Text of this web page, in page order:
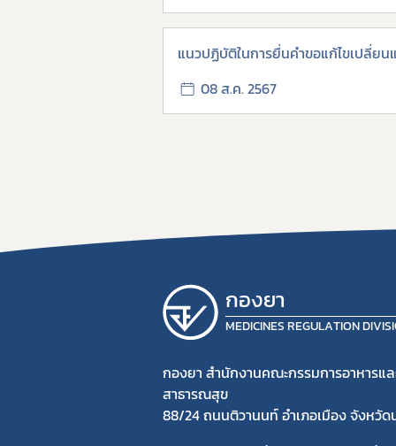
แนวปฏิบัติในการยื่นคำขอแก้ไขเปลี่ย
08 ส.ค. 2567
กองยา
MEDICINES REGULATION
กองยา สำนักงานคณะกรรมการอาหารแล
สาธารณสุข
88/24 ถนนติวานนท์ อำเภอเมือง จังหวัด